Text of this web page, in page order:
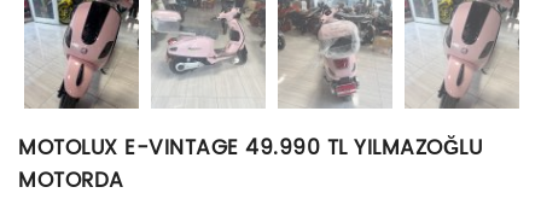
MOTOLUX E-VINTAGE 49.990 TL YILMAZOĞLU
MOTORDA